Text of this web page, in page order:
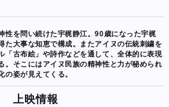
性を問い続けた宇梶静江。90歳になった宇梶
た大事な知恵で構成。またアイヌの伝統刺繍を
「古布絵」や詩作などを通して、全体的に表現
。そこにはアイヌ民族の精神性と力が秘められ
の姿が見えてくる。
上映情報